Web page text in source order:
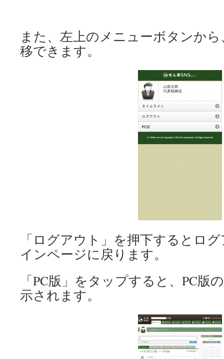
また、左上のメニューボタンか
移できます。
「ログアウト」を押下するとロ
インページに戻ります。
「PC版」をタップすると、PC版
示されます。